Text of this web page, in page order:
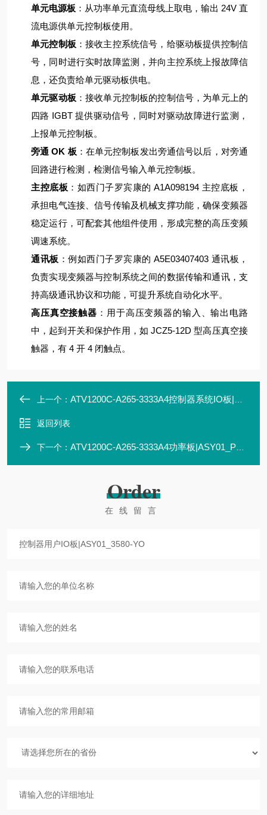
单元电源板 ：从功率单元直流母线上取电，输出 24V 直
流电源供单元控制板使用。
单元控制板 ：接收主控系统信号，给驱动板提供控制信
号，同时进行实时故障监测，并向主控系统上报故障信
息，还负责给单元驱动板供电。
单元驱动板 ：接收单元控制板的控制信号，为单元上的
四路 IGBT 提供驱动信号，同时对驱动故障进行监测，
上报单元控制板。
旁通 OK 板 ：在单元控制板发出旁通信号以后，对旁通
回路进行检测，检测信号输入单元控制板。
主控底板 ：如西门子罗宾康的 A1A098194 主控底板，
承担电气连接、信号传输及机械支撑功能，确保变频器
稳定运行，可配套其他组件使用，形成完整的高压变频
调速系统。
通讯板 ：例如西门子罗宾康的 A5E03407403 通讯板，
负责实现变频器与控制系统之间的数据传输和通讯，支
持高级通讯协议和功能，可提升系统自动化水平。
高压真空接触器 ：用于高压变频器的输入、输出电路
中，起到开关和保护作用，如 JCZ5-12D 型高压真空接
触器，有 4 开 4 闭触点。
上一个： ATV1200C-A265-3333A4控制器系统IO板|ASY01_PC1601_TF1
返回列表
下一个： ATV1200C-A265-3333A4功率板|ASY01_PC1602_DR1
Order
在线留言